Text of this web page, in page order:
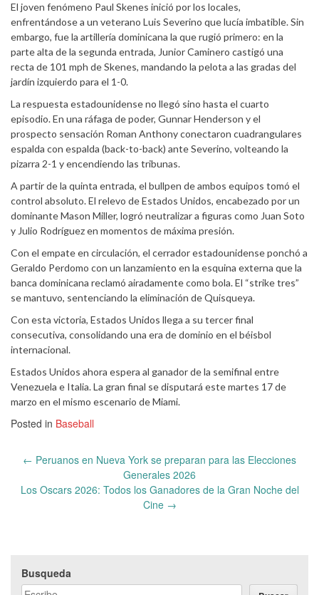
El joven fenómeno Paul Skenes inició por los locales,
enfrentándose a un veterano Luis Severino que lucía imbatible. Sin
embargo, fue la artillería dominicana la que rugió primero: en la
parte alta de la segunda entrada, Junior Caminero castigó una
recta de 101 mph de Skenes, mandando la pelota a las gradas del
jardín izquierdo para el 1-0.
La respuesta estadounidense no llegó sino hasta el cuarto
episodio. En una ráfaga de poder, Gunnar Henderson y el
prospecto sensación Roman Anthony conectaron cuadrangulares
espalda con espalda (back-to-back) ante Severino, volteando la
pizarra 2-1 y encendiendo las tribunas.
A partir de la quinta entrada, el bullpen de ambos equipos tomó el
control absoluto. El relevo de Estados Unidos, encabezado por un
dominante Mason Miller, logró neutralizar a figuras como Juan Soto
y Julio Rodríguez en momentos de máxima presión.
Con el empate en circulación, el cerrador estadounidense ponchó a
Geraldo Perdomo con un lanzamiento en la esquina externa que la
banca dominicana reclamó airadamente como bola. El “strike tres”
se mantuvo, sentenciando la eliminación de Quisqueya.
Con esta victoria, Estados Unidos llega a su tercer final
consecutiva, consolidando una era de dominio en el béisbol
internacional.
Estados Unidos ahora espera al ganador de la semifinal entre
Venezuela e Italia. La gran final se disputará este martes 17 de
marzo en el mismo escenario de Miami.
Posted in Baseball
Post
← Peruanos en Nueva York se preparan para las Elecciones
Generales 2026
Los Oscars 2026: Todos los Ganadores de la Gran Noche del
Cine →
Busqueda